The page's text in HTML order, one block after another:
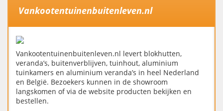
Vankootentuinenbuitenleven.nl
Vankootentuinenbuitenleven.nl levert blokhutten,
veranda’s, buitenverblijven, tuinhout, aluminium
tuinkamers en aluminium veranda’s in heel Nederland
en België. Bezoekers kunnen in de showroom
langskomen of via de website producten bekijken en
bestellen.